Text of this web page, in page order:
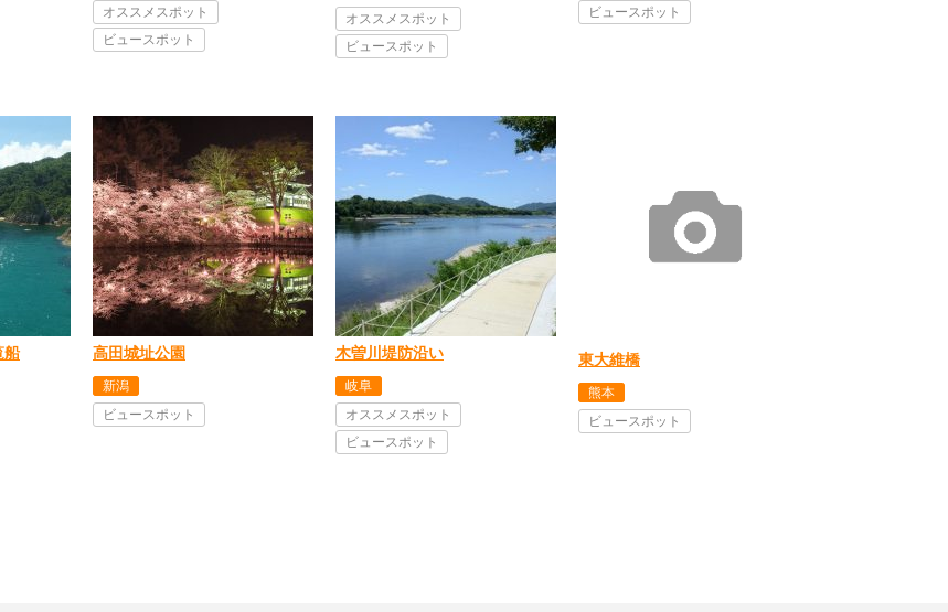
オススメスポット
ビュースポット
オススメスポット
ビュースポット
ビュースポット
船 高田城址公園
新潟
ビュースポット
木曽川堤防沿い
岐阜
オススメスポット
ビュースポット
東大維橋
熊本
ビュースポット